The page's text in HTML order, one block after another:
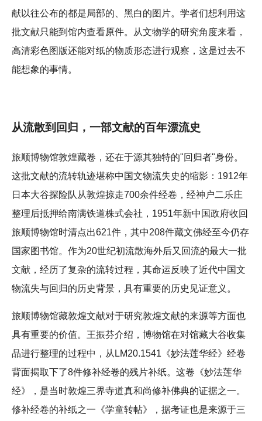
献以往公布的都是局部的、黑白的图片。学者们想利用这
批文献只能到馆内查看原件。从文物学的研究角度来看，
高清彩色图版还能对纸的物质形态进行观察，这是过去不
能想象的事情。
从流散到回归，一部文献的百年漂流史
旅顺博物馆敦煌藏卷，还在于源其独特的"回归者"身份。
这批文献的流转轨迹堪称中国文物流失史的缩影：1912年
日本大谷探险队从敦煌掠走700余件经卷，经神户二乐庄
整理后抵押给南满铁道株式会社，1951年新中国政府收回
旅顺博物馆时清点出621件，其中208件藏文佛经至今仍存
国家图书馆。作为20世纪初流散海外后又回流的最大一批
文献，经历了复杂的流转过程，其命运反映了近代中国文
物流失与回归的历史背景，具有重要的历史见证意义。
旅顺博物馆藏敦煌文献对于研究敦煌文献的来源等方面也
具有重要的价值。王振芬介绍，博物馆在对馆藏大谷收集
品进行整理的过程中，从LM20.1541《妙法莲华经》经卷
背面揭取下了8件修补经卷的残片补纸。这卷《妙法莲华
经》，是当时敦煌三界寺道真和尚修补佛典的证据之一。
修补经卷的补纸之一《学童转帖》，据考证也是来源于三